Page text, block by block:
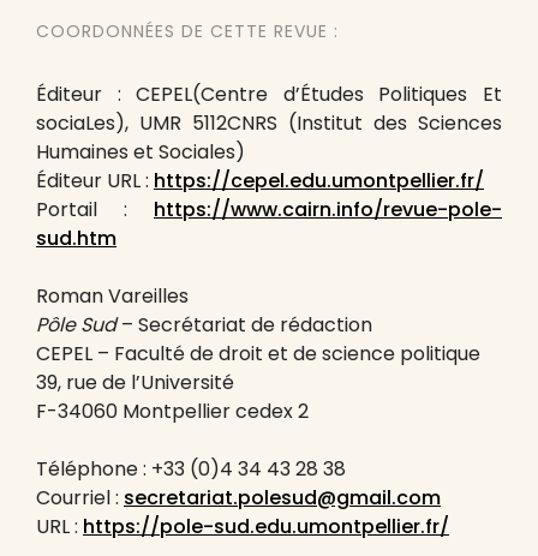
COORDONNÉES DE CETTE REVUE :
Éditeur : CEPEL(Centre d’Études Politiques Et
sociaLes), UMR 5112CNRS (Institut des Sciences
Humaines et Sociales)
Éditeur URL : https://cepel.edu.umontpellier.fr/
Portail : https://www.cairn.info/revue-pole-
sud.htm
Roman Vareilles
Pôle Sud– Secrétariat de rédaction
CEPEL – Faculté de droit et de science politique
39, rue de l’Université
F-34060 Montpellier cedex 2
Téléphone : +33 (0)4 34 43 28 38
Courriel : secretariat.polesud@gmail.com
URL : https://pole-sud.edu.umontpellier.fr/